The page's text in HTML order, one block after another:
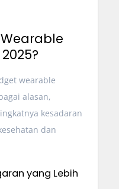
wearable
alasan,
kesadaran
dan
yang Lebih